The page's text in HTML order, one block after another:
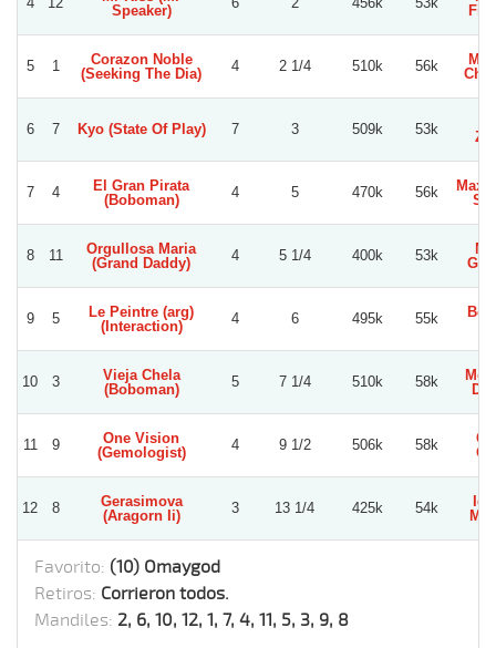
Speaker)
5 1
Corazon Noble
(Seeking The Dia)
4 2 1/4 510k 56k
6 7 Kyo (State Of Play) 7 3 509k 53k
7 4
El Gran Pirata
(Boboman)
4 5 470k 56k
8 11
Orgullosa Maria
(Grand Daddy)
4 5 1/4 400k 53k
9 5
Le Peintre (arg)
(Interaction)
4 6 495k 55k
10 3
Vieja Chela
(Boboman)
5 7 1/4 510k 58k
11 9
One Vision
(Gemologist)
4 9 1/2 506k 58k
12 8
Gerasimova
(Aragorn Ii)
3 13 1/4 425k 54k
Favorito: (10) Omaygod
Retiros: Corrieron todos.
Mandiles: 2, 6, 10, 12, 1, 7, 4, 11, 5, 3, 9, 8